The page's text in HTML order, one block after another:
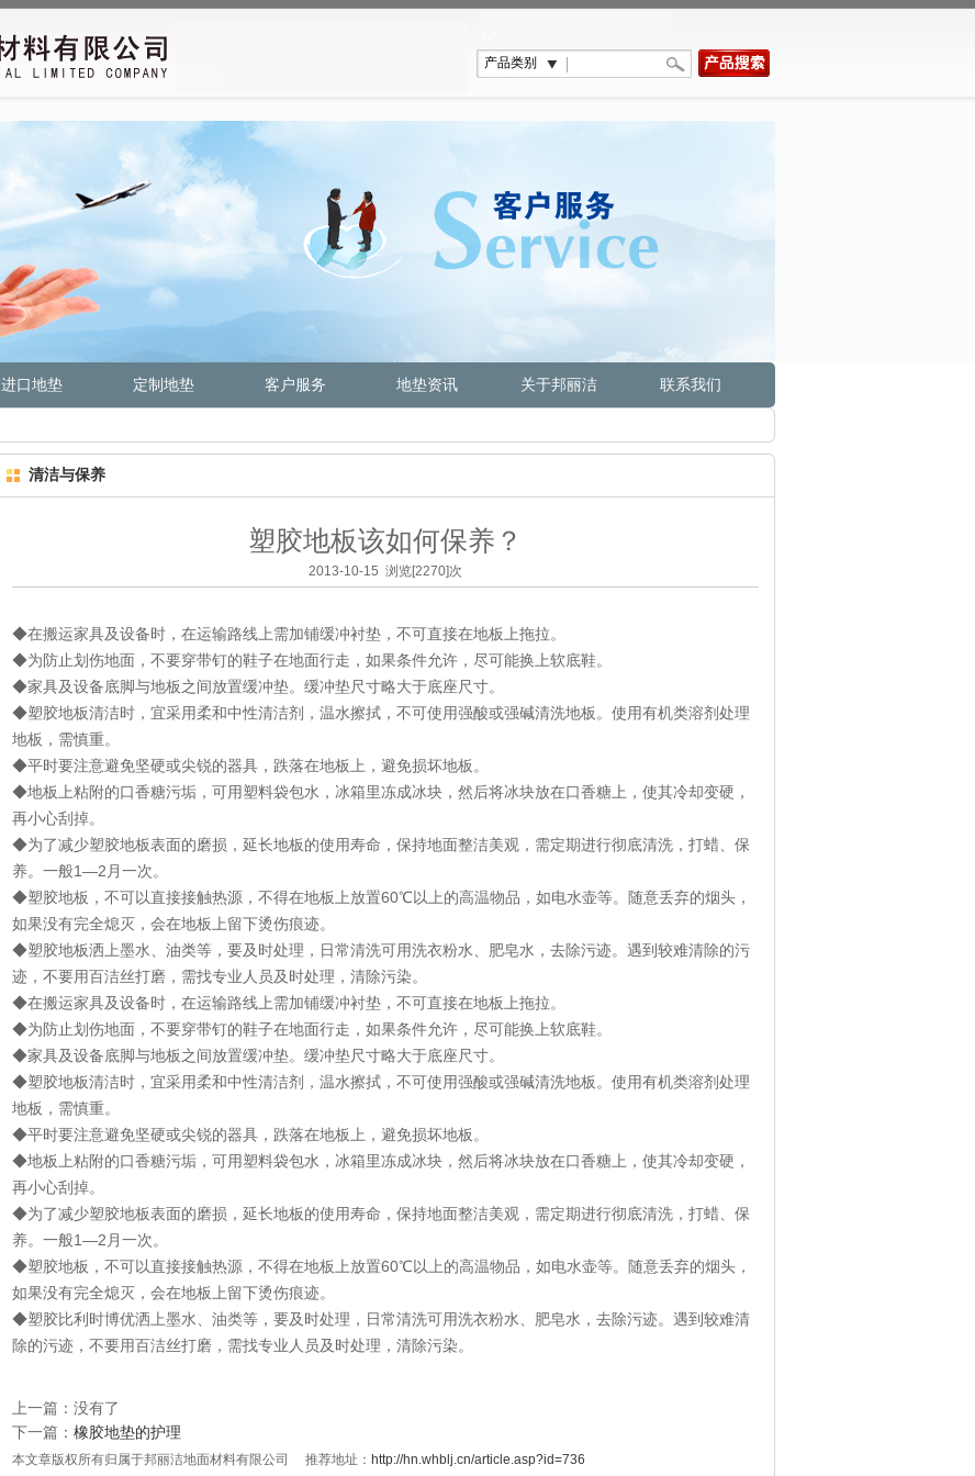
进口地垫 定制地垫 客户服务 地垫资讯 关于邦丽洁 联系我们
清洁与保养
塑胶地板该如何保养？
2013-10-15 浏览[2270]次
◆在搬运家具及设备时，在运输路线上需加铺缓冲衬垫，不可直接在地板上拖拉。
◆为防止划伤地面，不要穿带钉的鞋子在地面行走，如果条件允许，尽可能换上软底鞋。
◆家具及设备底脚与地板之间放置缓冲垫。缓冲垫尺寸略大于底座尺寸。
◆塑胶地板清洁时，宜采用柔和中性清洁剂，温水擦拭，不可使用强酸或强碱清洗地板。使用有机类溶剂处理
地板，需慎重。
◆平时要注意避免坚硬或尖锐的器具，跌落在地板上，避免损坏地板。
◆地板上粘附的口香糖污垢，可用塑料袋包水，冰箱里冻成冰块，然后将冰块放在口香糖上，使其冷却变硬，
再小心刮掉。
◆为了减少塑胶地板表面的磨损，延长地板的使用寿命，保持地面整洁美观，需定期进行彻底清洗，打蜡、保
养。一般1—2月一次。
◆塑胶地板，不可以直接接触热源，不得在地板上放置60℃以上的高温物品，如电水壶等。随意丢弃的烟头，
如果没有完全熄灭，会在地板上留下烫伤痕迹。
◆塑胶地板洒上墨水、油类等，要及时处理，日常清洗可用洗衣粉水、肥皂水，去除污迹。遇到较难清除的污
迹，不要用百洁丝打磨，需找专业人员及时处理，清除污染。
◆在搬运家具及设备时，在运输路线上需加铺缓冲衬垫，不可直接在地板上拖拉。
◆为防止划伤地面，不要穿带钉的鞋子在地面行走，如果条件允许，尽可能换上软底鞋。
◆家具及设备底脚与地板之间放置缓冲垫。缓冲垫尺寸略大于底座尺寸。
◆塑胶地板清洁时，宜采用柔和中性清洁剂，温水擦拭，不可使用强酸或强碱清洗地板。使用有机类溶剂处理
地板，需慎重。
◆平时要注意避免坚硬或尖锐的器具，跌落在地板上，避免损坏地板。
◆地板上粘附的口香糖污垢，可用塑料袋包水，冰箱里冻成冰块，然后将冰块放在口香糖上，使其冷却变硬，
再小心刮掉。
◆为了减少塑胶地板表面的磨损，延长地板的使用寿命，保持地面整洁美观，需定期进行彻底清洗，打蜡、保
养。一般1—2月一次。
◆塑胶地板，不可以直接接触热源，不得在地板上放置60℃以上的高温物品，如电水壶等。随意丢弃的烟头，
如果没有完全熄灭，会在地板上留下烫伤痕迹。
◆塑胶比利时博优洒上墨水、油类等，要及时处理，日常清洗可用洗衣粉水、肥皂水，去除污迹。遇到较难清
除的污迹，不要用百洁丝打磨，需找专业人员及时处理，清除污染。
上一篇：没有了
下一篇： 橡胶地垫的护理
本文章版权所有归属于邦丽洁地面材料有限公司 推荐地址： http://hn.whblj.cn/article.asp?id=736